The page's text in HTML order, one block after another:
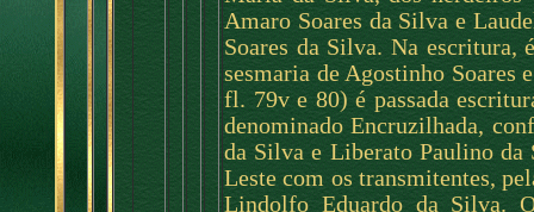
Amaro Soares da Silva e
Soares da Silva. Na escritura,
sesmaria de Agostinho Soares
fl. 79v e 80) é passada
denominado Encruzilhada,
da Silva e Liberato Paulino
Leste com os transmitentes,
Lindolfo Eduardo da Silva.